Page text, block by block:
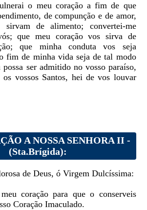
o meu coração a fim de que
de compunção e de amor,
de alimento; convertei-me
que meu coração vos sirva de
que minha conduta vos seja
fim de minha vida seja de tal modo
ser admitido no vosso paraíso,
os vossos Santos, hei de vos louvar
A NOSSA SENHORA II -
(Sta.Brígida):
de Deus, ó Virgem Dulcíssima:
coração para que o conserveis
Coração Imaculado.